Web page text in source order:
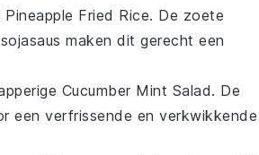
Pineapple Fried Rice. De zoete
sojasaus maken dit gerecht een
Cucumber Mint Salad. De
een verfrissende en verkwikkende